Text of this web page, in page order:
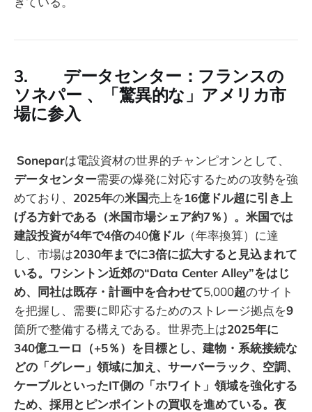
3. データセンター：フランスの
ソネパー 、「驚異的な」アメリカ市
場に参入
Soneparは電設資材の世界的チャンピオンとして、
データセンター需要の爆発に対応するための攻勢を強
めており、 2025年の米国売上を16億ドル超に引き上
げる方針である（米国市場シェア約7％）。米国では
建設投資が4年で4倍の40億ドル（年率換算）に達
し、市場は2030年までに3倍に拡大すると見込まれて
いる。ワシントン近郊の“Data Center Alley”をはじ
め、同社は既存・計画中を合わせて5,000超のサイト
を把握し、需要に即応するためのストレージ拠点を9
箇所で整備する構えである。世界売上は2025年に
340億ユーロ（+5％）を目標とし、建物・系統接続な
どの「グレー」領域に加え、サーバーラック、空調、
ケーブルといったIT側の「ホワイト」領域を強化する
ため、採用とピンポイントの買収を進めている。夜